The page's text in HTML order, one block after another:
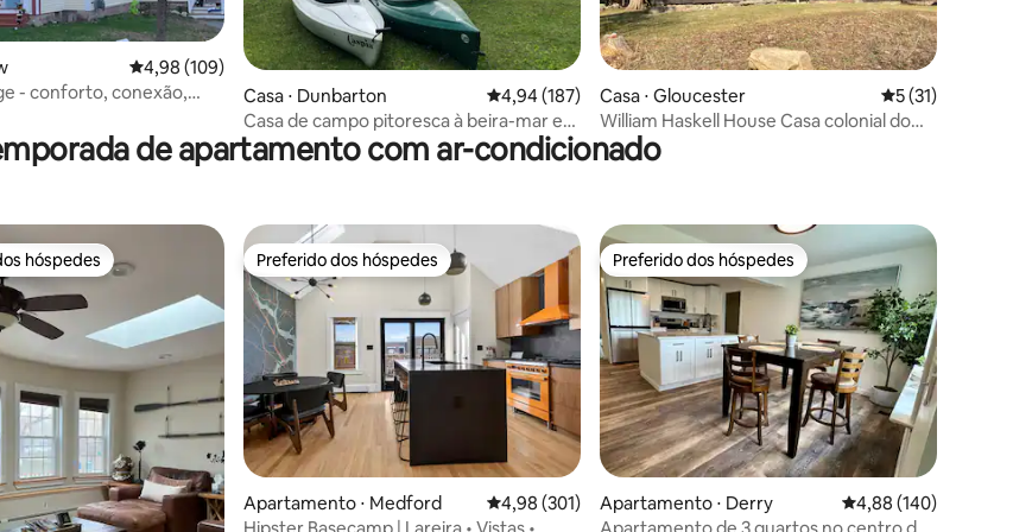
de 5, 112 avaliações4,98 de uma avaliação média de 5, 109 avaliações
4,98 (109)
- conforto, conexão,
Casa ⋅ Dunbarton 4,94 de uma avaliação média de 5, 187 avaliações
4,94 (187)
Casa de campo pitoresca à beira-mar em
Dunbarton
Casa ⋅ Gloucester 5 de uma
5 (31)
William Haskell House Casa colonial do
primeiro período
de apartamento com ar-condicionado
de 5, 170 avaliações
preferidos dos hóspedes
hóspedes Preferido dos hóspedes
Preferido dos hóspedes
Apartamento ⋅ Medford 4,98 de uma avaliação média de 5, 301 avaliações
4,98 (301)
Preferido dos hóspedes
Preferido dos hóspedes
Apartamento ⋅ Derry 4,88 de uma avaliação
4,88 (140)